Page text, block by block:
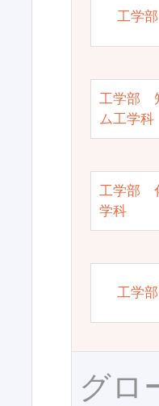
工学
工学部
ム工学科
工学部
学科
工学
グロ